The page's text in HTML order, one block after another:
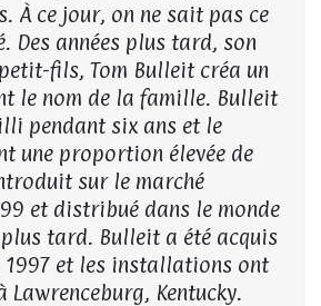
À ce jour, on ne sait pas ce
Des années plus tard, son
fils, Tom Bulleit créa un
le nom de la famille. Bulleit
pendant six ans et le
une proportion élevée de
sur le marché
et distribué dans le monde
tard. Bulleit a été acquis
1997 et les installations ont
Lawrenceburg, Kentucky.